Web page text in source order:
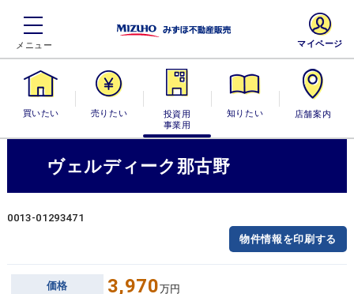
買いたい 売りたい
投資用・事業
用
知りたい 店舗案内
マイページ
ヴェルディーク那古野
0013-01293471
物件情報を印刷する
価格 3,970万円